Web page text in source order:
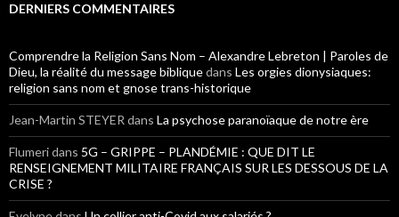
DERNIERS COMMENTAIRES
Comprendre la Religion Sans Nom – Alexandre Lebreton | Paroles de
Dieu, la réalité du message bibliquedans Les orgies dionysiaques:
religion sans nom et gnose trans-historique
Jean-Martin STEYER dans La psychose paranoïaque de notre ère
Flumeridans 5G – GRIPPE – PLANDÉMIE : QUE DIT LE
RENSEIGNEMENT MILITAIRE FRANÇAIS SUR LES DESSOUS DE LA
CRISE ?